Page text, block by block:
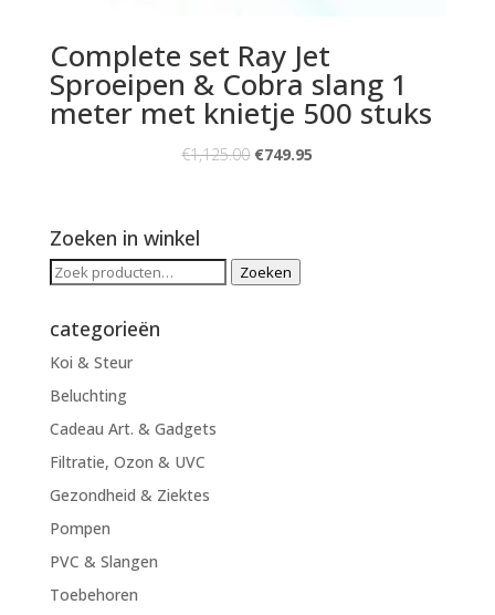
Complete set Ray Jet
Sproeipen & Cobra slang 1
meter met knietje 500 stuks
€1,125.00 €749.95
Zoeken in winkel
Zoeken
Zoeken
categorieën
Koi & Steur
Beluchting
Cadeau Art. & Gadgets
Filtratie, Ozon & UVC
Gezondheid & Ziektes
Pompen
PVC & Slangen
Toebehoren